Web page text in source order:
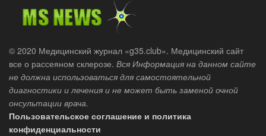
© 2020 Медицинский журнал «g35.club». Медицинский сайт
все о рассеяном склерозе. Вся Информация на данном сайте
не должна использоваться для самостоятельной
диагностики и лечения и не может быть заменой очной
онсультации врача.
Пользовательское соглашение и политика
конфиденциальности